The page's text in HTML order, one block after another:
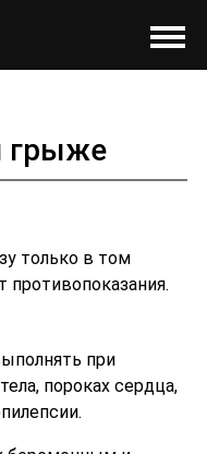
грыже
только в том
противопоказания.
при
пороках сердца,